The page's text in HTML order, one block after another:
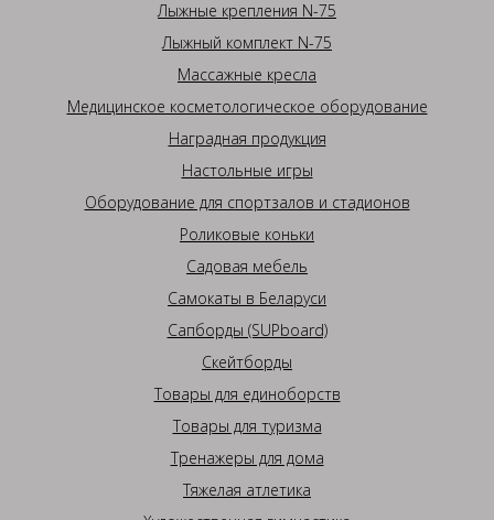
Лыжные крепления N-75
Лыжный комплект N-75
Массажные кресла
Медицинское косметологическое оборудование
Наградная продукция
Настольные игры
Оборудование для спортзалов и стадионов
Роликовые коньки
Садовая мебель
Самокаты в Беларуси
Сапборды (SUPboard)
Скейтборды
Товары для единоборств
Товары для туризма
Тренажеры для дома
Тяжелая атлетика